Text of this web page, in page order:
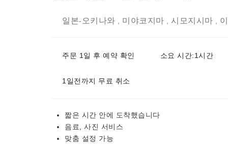
일본- 오키나와 미야코지마 시모지시마
주문 1일 후 예약 확인 소요 시간:1시간
1일전까지 무료 취소
짧은 시간 안에 도착했습니다
음료, 사진 서비스
맞춤 설정 가능